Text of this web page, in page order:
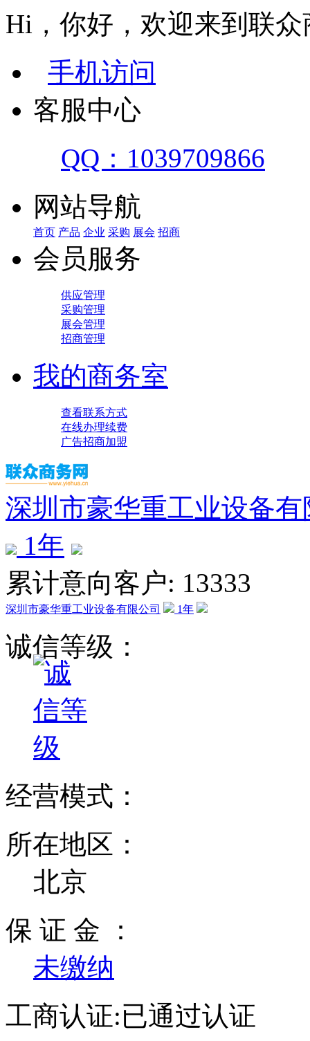
Hi，你好，欢迎来到联众
手机访问
客服中心
QQ：1039709866
网站导航
首页 产品 企业 采购 展会 招商
会员服务
供应管理
采购管理
展会管理
招商管理
我的商务室
查看联系方式
在线办理续费
广告招商加盟
深圳市豪华重工业设备有
1年
累计意向客户: 13333
深圳市豪华重工业设备有限公司 1年
诚信等级：
经营模式：
所在地区：
北京
保 证 金 ：
未缴纳
工商认证:已通过认证